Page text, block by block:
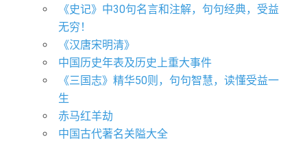
《史记》中30句名言和注解，句句经典，受益
无穷！
《汉唐宋明清》
中国历史年表及历史上重大事件
《三国志》精华50则，句句智慧，读懂受益一
生
赤马红羊劫
中国古代著名关隘大全